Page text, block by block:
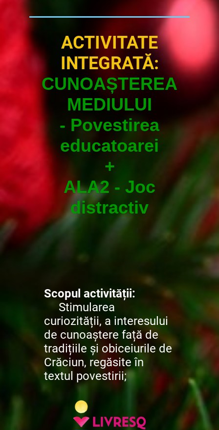
ACTIVITATE
INTEGRATĂ:
CUNOAȘTEREA
MEDIULUI
- Povestirea
educatoarei
+
ALA2 - Joc
distractiv
Scopul activității:
Stimularea
curiozității, a interesului
de cunoaștere față de
tradițiile și obiceiurile de
Crăciun, regăsite în
textul povestirii;